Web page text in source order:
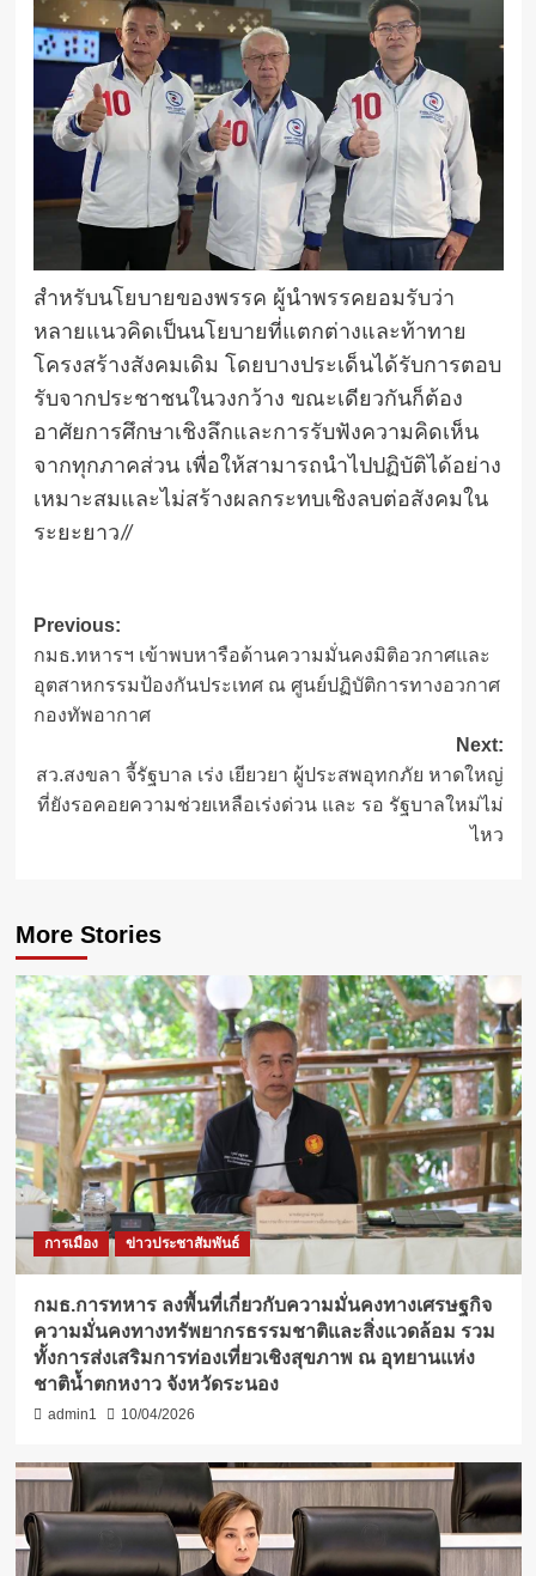
สำหรับนโยบายของพรรค ผู้นำพรรคยอมรับว่า
หลายแนวคิดเป็นนโยบายที่แตกต่างและท้าทาย
โครงสร้างสังคมเดิม โดยบางประเด็นได้รับการตอบ
รับจากประชาชนในวงกว้าง ขณะเดียวกันก็ต้อง
อาศัยการศึกษาเชิงลึกและการรับฟังความคิดเห็น
จากทุกภาคส่วน เพื่อให้สามารถนำไปปฏิบัติได้อย่าง
เหมาะสมและไม่สร้างผลกระทบเชิงลบต่อสังคมใน
ระยะยาว//
Post
navigation
Previous:
กมธ.ทหารฯ เข้าพบหารือด้านความมั่นคงมิติอวกาศและ
อุตสาหกรรมป้องกันประเทศ ณ ศูนย์ปฏิบัติการทางอวกาศ
กองทัพอากาศ
Next:
สว.สงขลา จี้รัฐบาล เร่ง เยียวยา ผู้ประสพอุทกภัย หาดใหญ่
ที่ยังรอคอยความช่วยเหลือเร่งด่วน และ รอ รัฐบาลใหม่ไม่
ไหว
More Stories
การเมือง ข่าวประชาสัมพันธ์
กมธ.การทหาร ลงพื้นที่เกี่ยวกับความมั่นคงทางเศรษฐกิจ
ความมั่นคงทางทรัพยากรธรรมชาติและสิ่งแวดล้อม รวม
ทั้งการส่งเสริมการท่องเที่ยวเชิงสุขภาพ ณ อุทยานแห่ง
ชาติน้ำตกหงาว จังหวัดระนอง
admin1 10/04/2026